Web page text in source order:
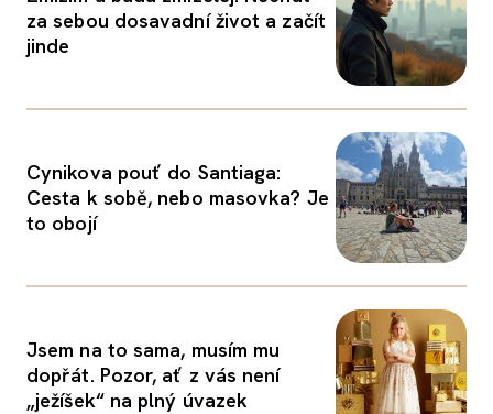
za sebou dosavadní život a začít
jinde
Cynikova pouť do Santiaga:
Cesta k sobě, nebo masovka? Je
to obojí
Jsem na to sama, musím mu
dopřát. Pozor, ať z vás není
„ježíšek“ na plný úvazek